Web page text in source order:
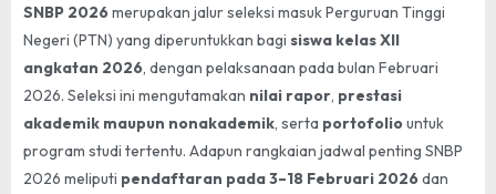
SNBP 2026merupakan jalur seleksi masuk Perguruan Tinggi
Negeri (PTN) yang diperuntukkan bagi siswa kelas XII
angkatan 2026, dengan pelaksanaan pada bulan Februari
2026. Seleksi ini mengutamakan nilai rapor, prestasi
akademik maupun nonakademik, serta portofoliountuk
program studi tertentu. Adapun rangkaian jadwal penting SNBP
2026 meliputi pendaftaran pada 3–18 Februari 2026dan